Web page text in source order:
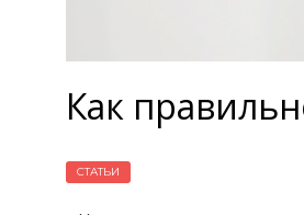
Как
СТАТЬИ